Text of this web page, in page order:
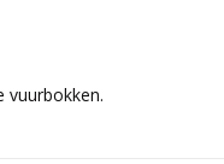
vuurbokken.